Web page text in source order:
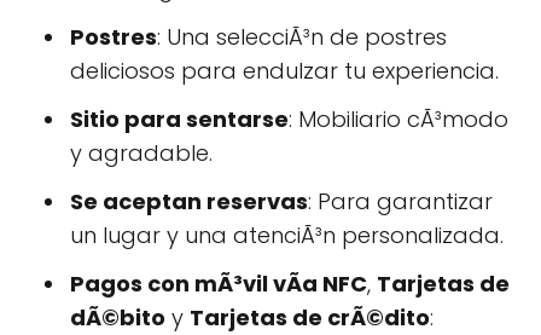
Postres: Una selecciÃ³n de postres
deliciosos para endulzar tu experiencia.
Sitio para sentarse: Mobiliario cÃ³modo
y agradable.
Se aceptan reservas: Para garantizar
un lugar y una atenciÃ³n personalizada.
Pagos con mÃ³vil vÃ­a NFC, Tarjetas de
dÃ©bito y Tarjetas de crÃ©dito: